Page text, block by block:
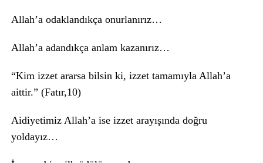
Allah’a odaklandıkça onurlanırız…
Allah’a adandıkça anlam kazanırız…
“Kim izzet ararsa bilsin ki, izzet tamamıyla Allah’a
aittir.” (Fatır,10)
Aidiyetimiz Allah’a ise izzet arayışında doğru
yoldayız…